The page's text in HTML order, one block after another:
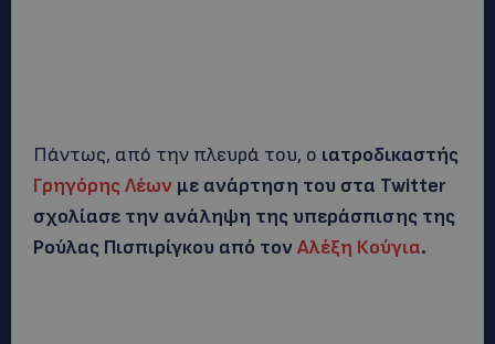
Πάντως, από την πλευρά του, ο ιατροδικαστής
Γρηγόρης Λέων με ανάρτηση του στα Twitter
σχολίασε την ανάληψη της υπεράσπισης της
Ρούλας Πισπιρίγκου από τον Αλέξη Κούγια.